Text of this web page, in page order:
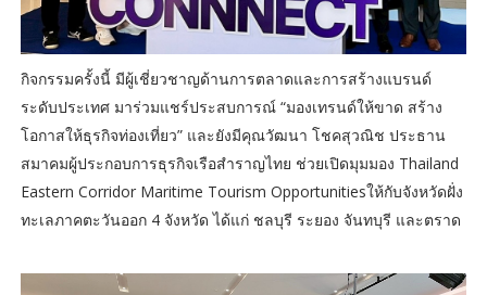
กิจกรรมครั้งนี้ มีผู้เชี่ยวชาญด้านการตลาดและการสร้างแบรนด์
ระดับประเทศ มาร่วมแชร์ประสบการณ์ “มองเทรนด์ให้ขาด สร้าง
โอกาสให้ธุรกิจท่องเที่ยว” และยังมีคุณวัฒนา โชคสุวณิช ประธาน
สมาคมผู้ประกอบการธุรกิจเรือสำราญไทย ช่วยเปิดมุมมอง Thailand
Eastern Corridor Maritime Tourism Opportunitiesให้กับจังหวัดฝั่ง
ทะเลภาคตะวันออก 4 จังหวัด ได้แก่ ชลบุรี ระยอง จันทบุรี และตราด